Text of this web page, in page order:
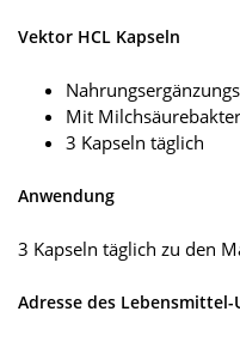
Vektor HCL Kapseln
Mit
3 Kapseln täglich
Anwendung
3 Kapseln täglich zu den
Adresse des